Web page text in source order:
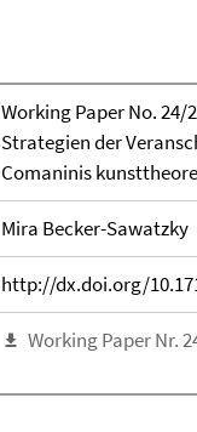
Working Paper No. 24/
Strategien der
Comaninis
Mira Becker-Sawatzky
http://dx.doi.org/
Working Paper Nr.